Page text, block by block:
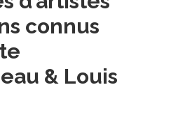
connus
& Louis